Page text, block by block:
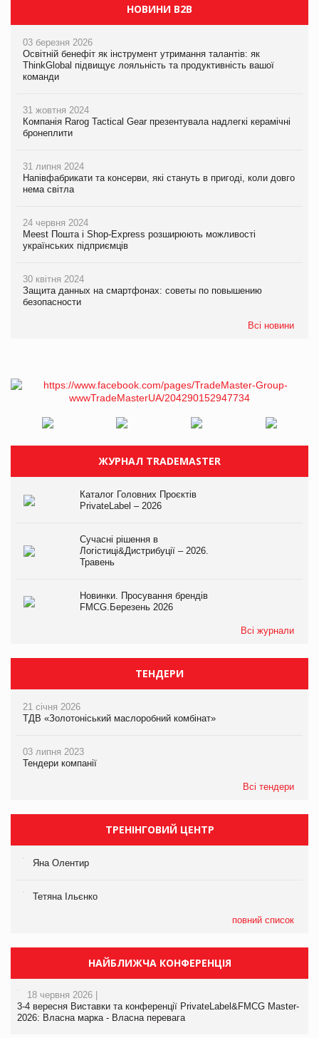
НОВИНИ B2B
03 березня 2026
Освітній бенефіт як інструмент утримання талантів: як
ThinkGlobal підвищує лояльність та продуктивність вашої
команди
31 жовтня 2024
Компанія Rarog Tactical Gear презентувала надлегкі керамічні
бронеплити
31 липня 2024
Напівфабрикати та консерви, які стануть в пригоді, коли довго
нема світла
24 червня 2024
Meest Пошта і Shop-Express розширюють можливості
українських підприємців
30 квітня 2024
Защита данных на смартфонах: советы по повышению
безопасности
Всі новини
ЖУРНАЛ TRADEMASTER
Каталог Головних Проєктів
PrivateLabel – 2026
Сучасні рішення в
Логістиці&Дистрибуції – 2026.
Травень
Новинки. Просування брендів
FMCG.Березень 2026
Всі журнали
ТЕНДЕРИ
21 січня 2026
ТДВ «Золотоніський маслоробний комбінат»
03 липня 2023
Тендери компанії
Всі тендери
ТРЕНІНГОВИЙ ЦЕНТР
Яна Олентир
Тетяна Ільєнко
повний список
НАЙБЛИЖЧА КОНФЕРЕНЦІЯ
18 червня 2026 |
3-4 вересня Виставки та конференції PrivateLabel&FMCG Master-
2026: Власна марка - Власна перевага